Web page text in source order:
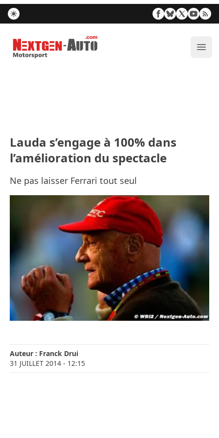
Nextgen-Auto.com
Lauda s’engage à 100% dans
l’amélioration du spectacle
Ne pas laisser Ferrari tout seul
Auteur : Franck Drui
31 JUILLET 2014 - 12:15